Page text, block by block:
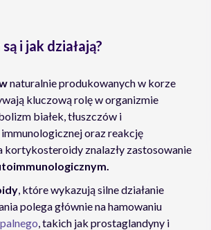
i jak działają?
naturalnie produkowanych w korze
kluczową rolę w organizmie
białek, tłuszczów i
oraz reakcję
kortykosteroidy znalazły zastosowanie
, które wykazują silne działanie
polega głównie na hamowaniu
, takich jak prostaglandyny i